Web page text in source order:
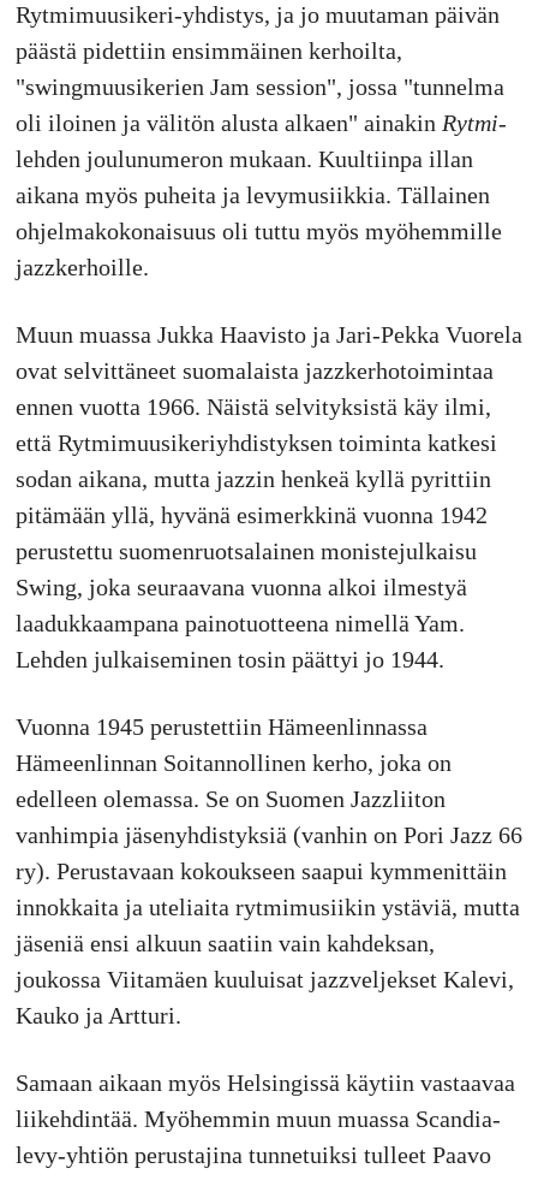
Rytmimuusikeri-yhdistys, ja jo muutaman päivän
päästä pidettiin ensimmäinen kerhoilta,
"swingmuusikerien Jam session", jossa "tunnelma
oli iloinen ja välitön alusta alkaen" ainakin Rytmi-
lehden joulunumeron mukaan. Kuultiinpa illan
aikana myös puheita ja levymusiikkia. Tällainen
ohjelmakokonaisuus oli tuttu myös myöhemmille
jazzkerhoille.
Muun muassa Jukka Haavisto ja Jari-Pekka Vuorela
ovat selvittäneet suomalaista jazzkerhotoimintaa
ennen vuotta 1966. Näistä selvityksistä käy ilmi,
että Rytmimuusikeriyhdistyksen toiminta katkesi
sodan aikana, mutta jazzin henkeä kyllä pyrittiin
pitämään yllä, hyvänä esimerkkinä vuonna 1942
perustettu suomenruotsalainen monistejulkaisu
Swing, joka seuraavana vuonna alkoi ilmestyä
laadukkaampana painotuotteena nimellä Yam.
Lehden julkaiseminen tosin päättyi jo 1944.
Vuonna 1945 perustettiin Hämeenlinnassa
Hämeenlinnan Soitannollinen kerho, joka on
edelleen olemassa. Se on Suomen Jazzliiton
vanhimpia jäsenyhdistyksiä (vanhin on Pori Jazz 66
ry). Perustavaan kokoukseen saapui kymmenittäin
innokkaita ja uteliaita rytmimusiikin ystäviä, mutta
jäseniä ensi alkuun saatiin vain kahdeksan,
joukossa Viitamäen kuuluisat jazzveljekset Kalevi,
Kauko ja Artturi.
Samaan aikaan myös Helsingissä käytiin vastaavaa
liikehdintää. Myöhemmin muun muassa Scandia-
levy-yhtiön perustajina tunnetuiksi tulleet Paavo